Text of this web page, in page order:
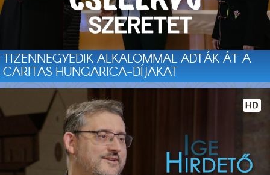
TIZENNEGYEDIK ALKALOMMAL ADTÁK ÁT A
CARITAS HUNGARICA-DÍJAKAT